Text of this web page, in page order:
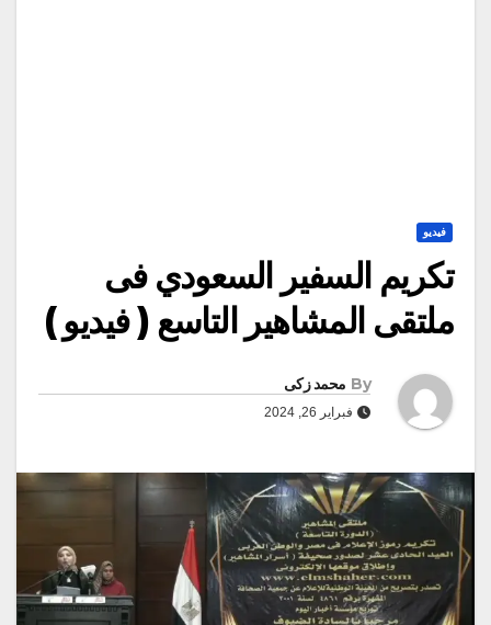
فيديو
تكريم السفير السعودي فى
ملتقى المشاهير التاسع ( فيديو )
By محمد زكى
فبراير 26, 2024